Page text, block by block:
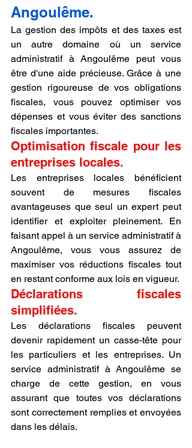
Angoulême.
La gestion des impôts et des taxes est
un autre domaine où un service
administratif à Angoulême peut vous
être d'une aide précieuse. Grâce à une
gestion rigoureuse de vos obligations
fiscales, vous pouvez optimiser vos
dépenses et vous éviter des sanctions
fiscales importantes.
Optimisation fiscale pour les
entreprises locales.
Les entreprises locales bénéficient
souvent de mesures fiscales
avantageuses que seul un expert peut
identifier et exploiter pleinement. En
faisant appel à un service administratif à
Angoulême, vous vous assurez de
maximiser vos réductions fiscales tout
en restant conforme aux lois en vigueur.
Déclarations fiscales
simplifiées.
Les déclarations fiscales peuvent
devenir rapidement un casse-tête pour
les particuliers et les entreprises. Un
service administratif à Angoulême se
charge de cette gestion, en vous
assurant que toutes vos déclarations
sont correctement remplies et envoyées
dans les délais.